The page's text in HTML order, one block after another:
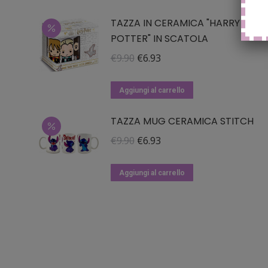
TAZZA IN CERAMICA "HARRY
POTTER" IN SCATOLA
€9.90 Il
originale
€9.90.
€6.93Il
attuale
€6.93.
Aggiungi al carrello
TAZZA MUG CERAMICA STITCH
€9.90 Il
originale
€6.93Il
attuale
Aggiungi al carrello